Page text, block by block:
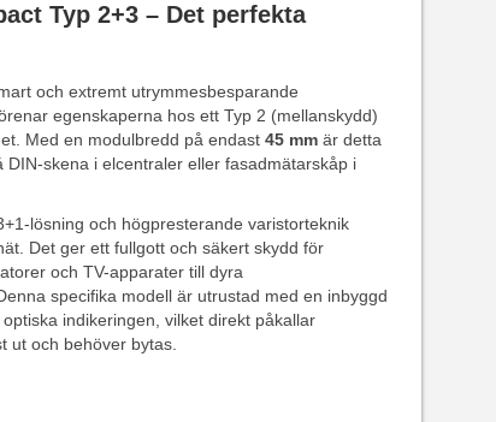
Typ 2+3 – Det perfekta
och extremt utrymmesbesparande
egenskaperna hos ett Typ 2 (mellanskydd)
Med en modulbredd på endast 45 mm är detta
skena i elcentraler eller fasadmätarskåp i
lösning och högpresterande varistorteknik
Det ger ett fullgott och säkert skydd för
och TV-apparater till dyra
specifika modell är utrustad med en inbyggd
indikeringen, vilket direkt påkallar
ut och behöver bytas.